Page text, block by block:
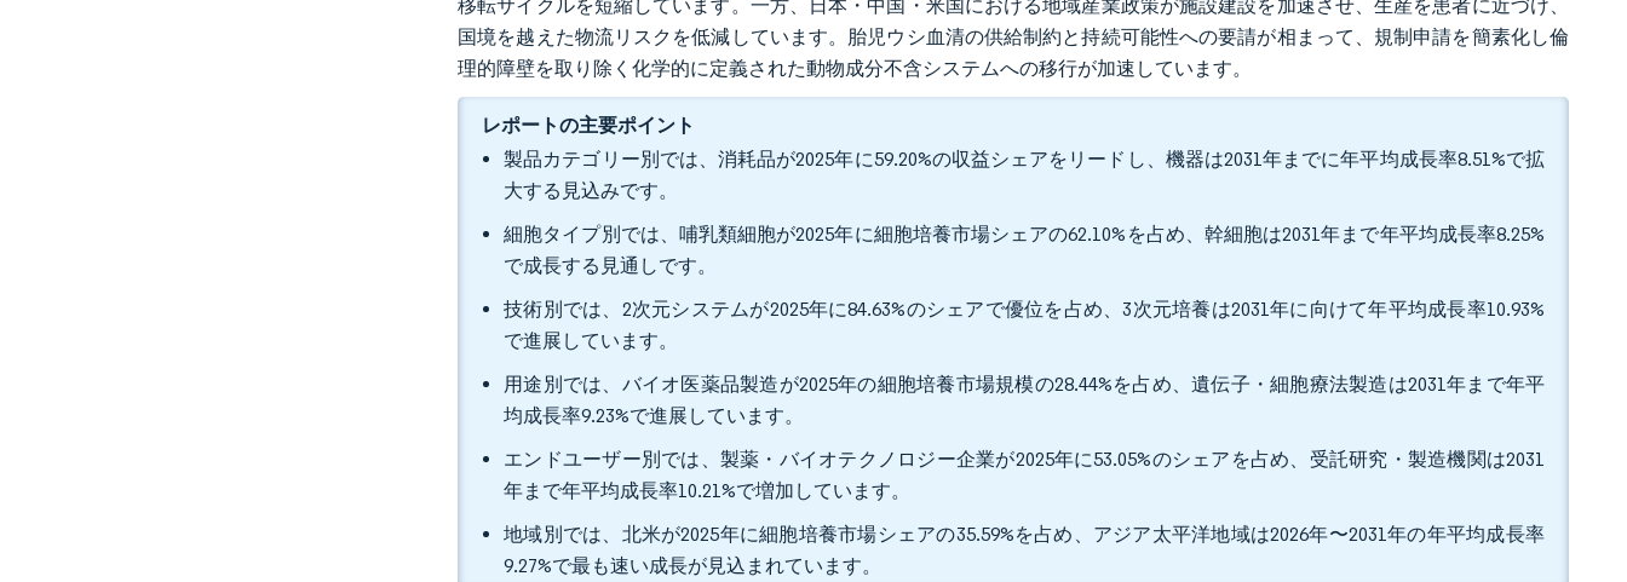
移転サイクルを短縮しています。一方、日本・中国・米国における地域産業政策が施設建設を加速させ、生産を患者に近づけ、
国境を越えた物流リスクを低減しています。胎児ウシ血清の供給制約と持続可能性への要請が相まって、規制申請を簡素化し倫
理的障壁を取り除く化学的に定義された動物成分不含システムへの移行が加速しています。
レポートの主要ポイント
製品カテゴリー別では、消耗品が2025年に59.20%の収益シェアをリードし、機器は2031年までに年平均成長率8.51%で拡
大する見込みです。
細胞タイプ別では、哺乳類細胞が2025年に細胞培養市場シェアの62.10%を占め、幹細胞は2031年まで年平均成長率8.25%
で成長する見通しです。
技術別では、2次元システムが2025年に84.63%のシェアで優位を占め、3次元培養は2031年に向けて年平均成長率10.93%
で進展しています。
用途別では、バイオ医薬品製造が2025年の細胞培養市場規模の28.44%を占め、遺伝子・細胞療法製造は2031年まで年平
均成長率9.23%で進展しています。
エンドユーザー別では、製薬・バイオテクノロジー企業が2025年に53.05%のシェアを占め、受託研究・製造機関は2031
年まで年平均成長率10.21%で増加しています。
地域別では、北米が2025年に細胞培養市場シェアの35.59%を占め、アジア太平洋地域は2026年〜2031年の年平均成長率
9.27%で最も速い成長が見込まれています。